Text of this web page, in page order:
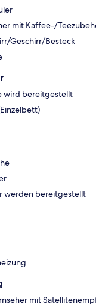
mit Kaffee-/
Geschirr/Besteck
wird bereitgestellt
werden bereitgestellt
mit